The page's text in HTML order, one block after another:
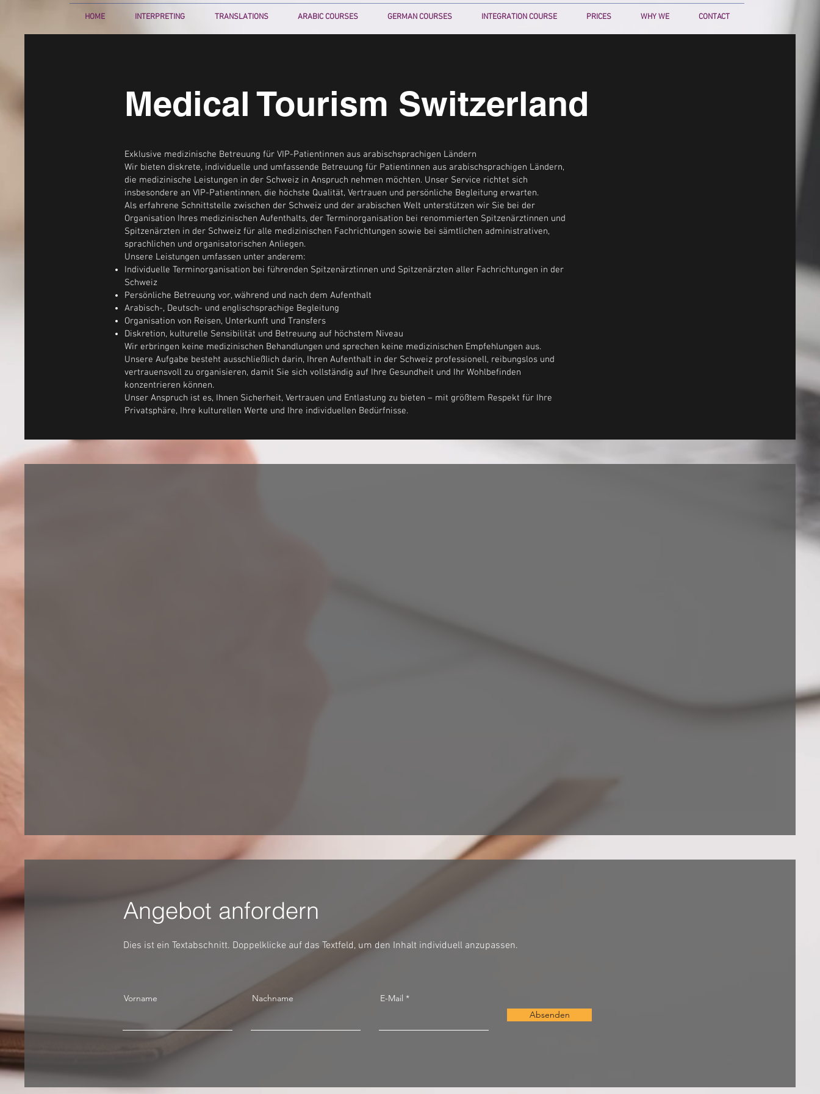
HOME INTERPRETING TRANSLATIONS ARABIC COURSES GERMAN COURSES INTEGRATION COURSE PRICES WHY WE CONTACT
Medical Tourism Switzerland
Exklusive medizinische Betreuung für VIP-Patientinnen aus arabischsprachigen Ländern
Wir bieten diskrete, individuelle und umfassende Betreuung für Patientinnen aus arabischsprachigen Ländern,
die medizinische Leistungen in der Schweiz in Anspruch nehmen möchten. Unser Service richtet sich
insbesondere an VIP-Patientinnen, die höchste Qualität, Vertrauen und persönliche Begleitung erwarten.
Als erfahrene Schnittstelle zwischen der Schweiz und der arabischen Welt unterstützen wir Sie bei der
Organisation Ihres medizinischen Aufenthalts, der Terminorganisation bei renommierten Spitzenärztinnen und
Spitzenärzten in der Schweiz für alle medizinischen Fachrichtungen sowie bei sämtlichen administrativen,
sprachlichen und organisatorischen Anliegen.
Unsere Leistungen umfassen unter anderem:
Individuelle Terminorganisation bei führenden Spitzenärztinnen und Spitzenärzten aller Fachrichtungen in der
Schweiz
Persönliche Betreuung vor, während und nach dem Aufenthalt
Arabisch-, Deutsch- und englischsprachige Begleitung
Organisation von Reisen, Unterkunft und Transfers
Diskretion, kulturelle Sensibilität und Betreuung auf höchstem Niveau
Wir erbringen keine medizinischen Behandlungen und sprechen keine medizinischen Empfehlungen aus.
Unsere Aufgabe besteht ausschließlich darin, Ihren Aufenthalt in der Schweiz professionell, reibungslos und
vertrauensvoll zu organisieren, damit Sie sich vollständig auf Ihre Gesundheit und Ihr Wohlbefinden
konzentrieren können.
Unser Anspruch ist es, Ihnen Sicherheit, Vertrauen und Entlastung zu bieten – mit größtem Respekt für Ihre
Privatsphäre, Ihre kulturellen Werte und Ihre individuellen Bedürfnisse.
Angebot anfordern
Dies ist ein Textabschnitt. Doppelklicke auf das Textfeld, um den Inhalt individuell anzupassen.
Vorname Nachname
E-Mail
Absenden